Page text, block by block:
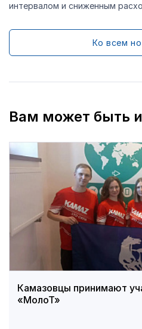
интервалом и сниженным
Ко всем
Вам может быть
Камазовцы принимают
«МолоТ»